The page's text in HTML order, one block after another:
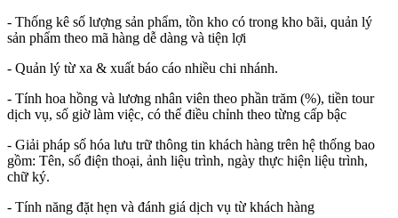
- Thống kê số lượng sản phẩm, tồn kho có trong kho bãi, quản lý
sản phẩm theo mã hàng dễ dàng và tiện lợi
- Quản lý từ xa & xuất báo cáo nhiều chi nhánh.
- Tính hoa hồng và lương nhân viên theo phần trăm (%), tiền tour
dịch vụ, số giờ làm việc, có thể điều chỉnh theo từng cấp bậc
- Giải pháp số hóa lưu trữ thông tin khách hàng trên hệ thống bao
gồm: Tên, số điện thoại, ảnh liệu trình, ngày thực hiện liệu trình,
chữ ký.
- Tính năng đặt hẹn và đánh giá dịch vụ từ khách hàng